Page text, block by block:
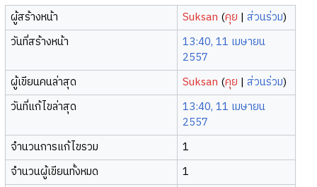
ผู้สร้างหน้า Suksan (คุย |ส่วนร่วม)
วันที่สร้างหน้า
13:40, 11 เมษายน
2557
ผู้เขียนคนล่าสุด
Suksan (คุย |ส่วนร่วม)
วันที่แก้ไขล่าสุด
13:40, 11 เมษายน
2557
จำนวนการแก้ไขรวม
1
จำนวนผู้เขียนทั้งหมด
1